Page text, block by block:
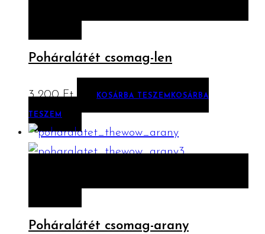
12
Poháralátét csomag-len
3 200Ft KOSÁRBA TESZEM KOSÁRBA
TESZEM
Poháralátét csomag-arany